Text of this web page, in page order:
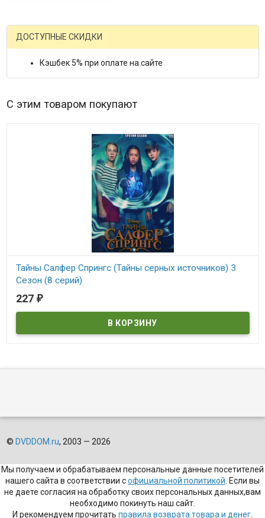
ДОСТУПНЫЕ СКИДКИ
Кэшбек 5% при оплате на сайте
С этим товаром покупают
Тайны Салфер Спрингс (Тайны серных источников) 3
Сезон (8 серий)
В наличии
227 ₽
© DVDDOM.ru, 2003 — 2026
Мы получаем и обрабатываем персональные данные посетителей
нашего сайта в соответствии софициальной политикой. Если вы
не даете согласия на обработку своих персональных данных,вам
необходимо покинуть наш сайт.
И рекомендуем прочитать правила возврата товара и денег.